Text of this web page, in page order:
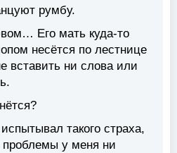
румбу.
Его мать куда-то
несётся по лестнице
вставить ни слова или
такого страха,
проблемы у меня ни